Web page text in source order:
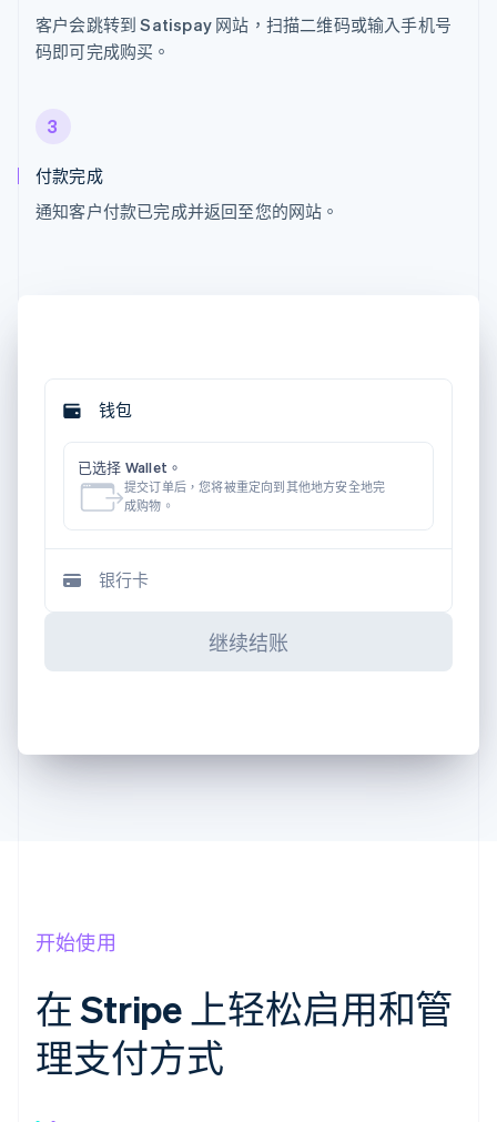
客户会跳转到 Satispay 网站，扫描二维码或输入手机号
码即可完成购买。
3
付款完成
通知客户付款已完成并返回至您的网站。
钱包
已选择 Wallet。
提交订单后，您将被重定向到其他地方安全地完
成购物。
银行卡
继续结账
开始使用
在 Stripe 上轻松启用和管
理支付方式